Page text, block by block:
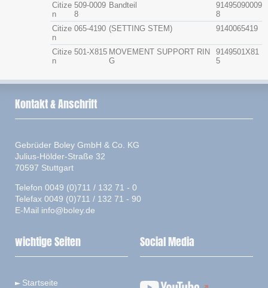
Citize
n
509-0009
8
Bandteil
91495090009
8
Citize
n
065-4190 (SETTING STEM) 9140065419
Citize
n
501-X815 MOVEMENT SUPPORT RIN
G
9149501X81
5
Kontakt & Anschrift
Gebrüder Boley GmbH & Co. KG
Julius-Hölder-Straße 32
70597 Stuttgart
Telefon 0049 (0)711 / 132 71 - 0
Telefax 0049 (0)711 / 132 71 - 90
E-Mail info@boley.de
wichtige Seiten
Startseite
Social Media